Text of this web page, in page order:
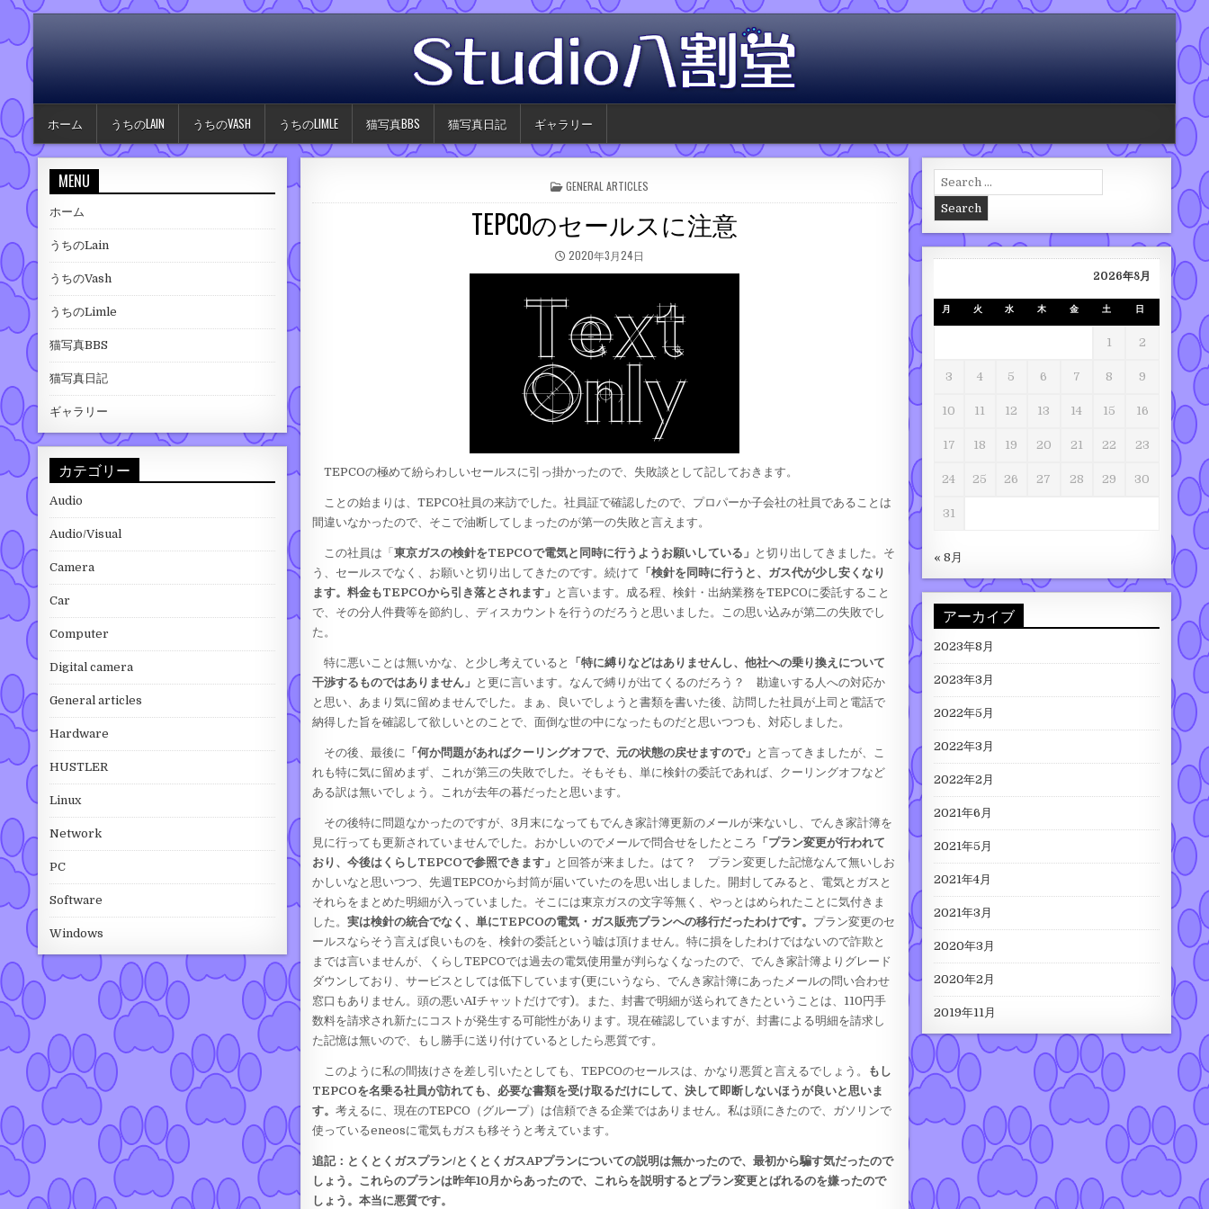
Skip to content
ホーム うちのLAIN うちのVASH うちのLIMLE 猫写真BBS 猫写真日記 ギャラリー
POSTED IN
GENERAL ARTICLES
TEPCOのセールスに注意
PUBLISHED DATE:
2020年3月24日
TEPCOの極めて紛らわしいセールスに引っ掛かったので、失敗談として記しておきます。
ことの始まりは、TEPCO社員の来訪でした。社員証で確認したので、プロパーか子会社の社員であることは
間違いなかったので、そこで油断してしまったのが第一の失敗と言えます。
この社員は「東京ガスの検針をTEPCOで電気と同時に行うようお願いしている」 と切り出してきました。そ
う、セールスでなく、お願いと切り出してきたのです。続けて 「検針を同時に行うと、ガス代が少し安くなり
ます。料金もTEPCOから引き落とされます」 と言います。成る程、検針・出納業務をTEPCOに委託すること
で、その分人件費等を節約し、ディスカウントを行うのだろうと思いました。この思い込みが第二の失敗でし
た。
特に悪いことは無いかな、と少し考えていると
「特に縛りなどはありませんし、他社への乗り換えについて
干渉するものではありません」 と更に言います。なんで縛りが出てくるのだろう？ 勘違いする人への対応か
と思い、あまり気に留めませんでした。まぁ、良いでしょうと書類を書いた後、訪問した社員が上司と電話で
納得した旨を確認して欲しいとのことで、面倒な世の中になったものだと思いつつも、対応しました。
その後、最後に 「何か問題があればクーリングオフで、元の状態の戻せますので」 と言ってきましたが、こ
れも特に気に留めまず、これが第三の失敗でした。そもそも、単に検針の委託であれば、クーリングオフなど
ある訳は無いでしょう。これが去年の暮だったと思います。
その後特に問題なかったのですが、3月末になってもでんき家計簿更新のメールが来ないし、でんき家計簿を
見に行っても更新されていませんでした。おかしいのでメールで問合せをしたところ 「プラン変更が行われて
おり、今後はくらしTEPCOで参照できます」 と回答が来ました。はて？ プラン変更した記憶なんて無いしお
かしいなと思いつつ、先週TEPCOから封筒が届いていたのを思い出しました。開封してみると、電気とガスと
それらをまとめた明細が入っていました。そこには東京ガスの文字等無く、やっとはめられたことに気付きま
した。実は検針の統合でなく、単にTEPCOの電気・ガス販売プランへの移行だったわけです。 プラン変更のセ
ールスならそう言えば良いものを、検針の委託という嘘は頂けません。特に損をしたわけではないので詐欺と
までは言いませんが、くらしTEPCOでは過去の電気使用量が判らなくなったので、でんき家計簿よりグレード
ダウンしており、サービスとしては低下しています(更にいうなら、でんき家計簿にあったメールの問い合わせ
窓口もありません。頭の悪いAIチャットだけです)。また、封書で明細が送られてきたということは、110円手
数料を請求され新たにコストが発生する可能性があります。現在確認していますが、封書による明細を請求し
た記憶は無いので、もし勝手に送り付けているとしたら悪質です。
このように私の間抜けさを差し引いたとしても、TEPCOのセールスは、かなり悪質と言えるでしょう。
もし
TEPCOを名乗る社員が訪れても、必要な書類を受け取るだけにして、決して即断しないほうが良いと思いま
す。考えるに、現在のTEPCO（グループ）は信頼できる企業ではありません。私は頭にきたので、ガソリンで
使っているeneosに電気もガスも移そうと考えています。
追記：とくとくガスプラン/とくとくガスAPプランについての説明は無かったので、最初から騙す気だったので
しょう。これらのプランは昨年10月からあったので、これらを説明するとプラン変更とばれるのを嫌ったので
しょう。本当に悪質です。
MENU
ホーム
うちのLain
うちのVash
うちのLimle
猫写真BBS
猫写真日記
ギャラリー
カテゴリー
Audio
Audio/Visual
Camera
Car
Computer
Digital camera
General articles
Hardware
HUSTLER
Linux
Network
PC
Software
Windows
Search for:
2026年8月
月 火 水 木 金 土 日
1 2
3 4 5 6 7 8 9
10 11 12 13 14 15 16
17 18 19 20 21 22 23
24 25 26 27 28 29 30
31
« 8月
アーカイブ
2023年8月
2023年3月
2022年5月
2022年3月
2022年2月
2021年6月
2021年5月
2021年4月
2021年3月
2020年3月
2020年2月
2019年11月